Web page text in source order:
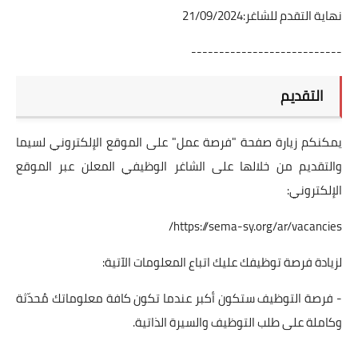
نهاية التقدم للشاغر:21/09/2024
---------------------------
التقديم
يمكنكم زيارة صفحة "فرصة عمل" على الموقع الإلكتروني لسيما
والتقديم من خلالها على الشاغر الوظيفي المعلن عبر الموقع
الإلكتروني:
https://sema-sy.org/ar/vacancies/
لزيادة فرصة توظيفك عليك اتباع المعلومات الآتية:
- فرصة التوظيف ستكون أكبر عندما تكون كافة معلوماتك مُحدّثة
وكاملة على طلب التوظيف والسيرة الذاتية.